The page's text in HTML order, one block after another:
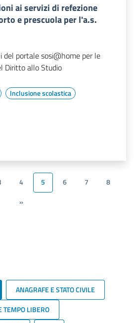
ai servizi di refezione
e prescuola per l'a.s.
portale sosi@home per le
Diritto allo Studio
Inclusione scolastica
4 5 6 7
8
»
ANAGRAFE E STATO CIVILE
TEMPO LIBERO